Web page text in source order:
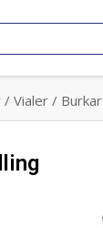
Vialer / Burkar